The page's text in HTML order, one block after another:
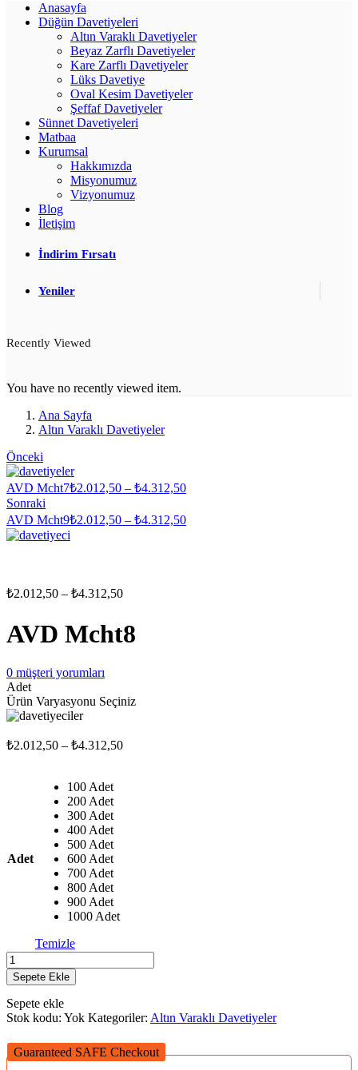
Anasayfa
Düğün Davetiyeleri
Altın Varaklı Davetiyeler
Beyaz Zarflı Davetiyeler
Kare Zarflı Davetiyeler
Lüks Davetiye
Oval Kesim Davetiyeler
Şeffaf Davetiyeler
Sünnet Davetiyeleri
Matbaa
Kurumsal
Hakkımızda
Misyonumuz
Vizyonumuz
Blog
İletişim
İndirim Fırsatı
Yeniler
Recently Viewed
You have no recently viewed item.
Ana Sayfa
Altın Varaklı Davetiyeler
Önceki
AVD Mcht7₺2.012,50 – ₺4.312,50Fiyat
₺2.012,50
Sonraki
AVD Mcht9₺2.012,50 – ₺4.312,50Fiyat
₺2.012,50 – ₺4.312,50Fiyat
-
AVD Mcht8
0 müşteri yorumları
Adet
Ürün Varyasyonu Seçiniz
₺2.012,50 – ₺4.312,50Fiyat
Adet
100 Adet
200 Adet
300 Adet
400 Adet
500 Adet
600 Adet
700 Adet
800 Adet
900 Adet
1000 Adet
Temizle
AVD
Mcht8
adet
Sepete Ekle
Sepete ekle
Stok kodu: Yok Kategoriler: Altın Varaklı Davetiyeler
Guaranteed SAFE Checkout